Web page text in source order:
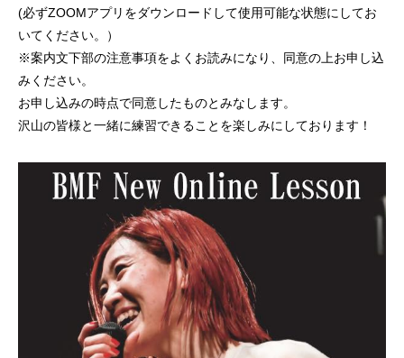
(必ずZOOMアプリをダウンロードして使用可能な状態にしてお
いてください。）
※案内文下部の注意事項をよくお読みになり、同意の上お申し込
みください。
お申し込みの時点で同意したものとみなします。
沢山の皆様と一緒に練習できることを楽しみにしております！